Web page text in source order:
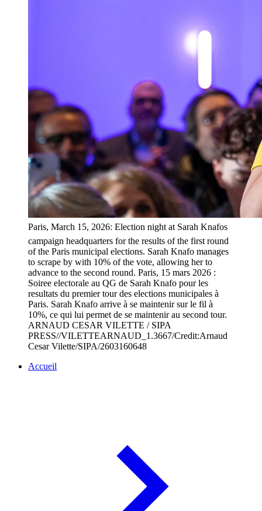
Paris, March 15, 2026: Election night at Sarah Knafos
campaign headquarters for the results of the first round
of the Paris municipal elections. Sarah Knafo manages
to scrape by with 10% of the vote, allowing her to
advance to the second round. Paris, 15 mars 2026 :
Soiree electorale au QG de Sarah Knafo pour les
resultats du premier tour des elections municipales à
Paris. Sarah Knafo arrive à se maintenir sur le fil à
10%, ce qui lui permet de se maintenir au second tour.
ARNAUD CESAR VILETTE / SIPA
PRESS//VILETTEARNAUD_1.3667/Credit:Arnaud
Cesar Vilette/SIPA/2603160648
Accueil